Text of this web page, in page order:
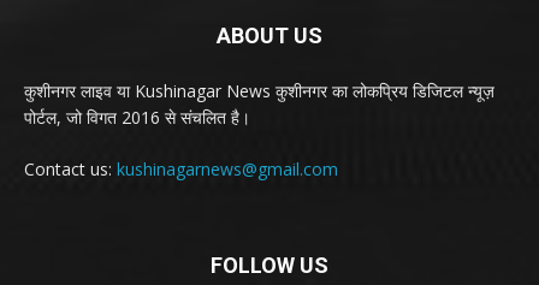
ABOUT US
कुशीनगर लाइव या Kushinagar News कुशीनगर का लोकप्रिय डिजिटल न्यूज़
पोर्टल, जो विगत 2016 से संचलित है।
Contact us: kushinagarnews@gmail.com
FOLLOW US